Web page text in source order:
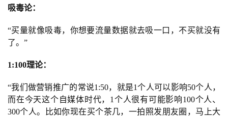
吸毒论：
“买量就像吸毒，你想要流量数据就去吸一口，不买就没有
了。”
1:100理论：
“我们做营销推广的常说1:50，就是1个人可以影响50个人，
而在今天这个自媒体时代，1个人很有可能影响100个人、
300个人。比如你现在买个茶几，一拍照发朋友圈，马上大